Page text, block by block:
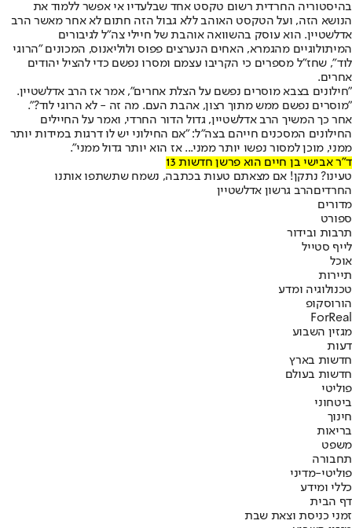
בהיסטוריה החרדית רשום טקסט אחד שבלעדיו אי אפשר ללמוד את
הנושא הזה, ועל הטקסט האוהב ללא גבול הזה חתום לא אחר מאשר הרב
אדלשטיין. הוא עוסק בהשוואה אוהבת של חיילי צה"ל לגיבורים
המיתולוגיים מהגמרא, האחים הנערצים פפוס ולוליאנוס, המכונים "הרוגי
לוד", שחז"ל מספרים כי הקריבו עצמם ומסרו נפשם כדי להציל יהודים
אחרים.
"חילונים בצבא מוסרים נפשם על הצלת אחרים", אמר אז הרב אדלשטיין.
"מוסרים נפשם ממש מתוך רצון, אהבת העם. מה זה - לא הרוגי לוד?".
אחר כך המשיך הרב אדלשטיין, גדול הדור החרדי, ואמר על החיילים
החילונים המסכנים חייהם בצה"ל: "אם החילוני יש לו דרגות במידות יותר
ממני, מוכן למסור נפשו יותר ממני... אז הוא יותר גדול ממני".
ד"ר אבישי בן חיים הוא פרשן חדשות 13
טעינו? נתקן! אם מצאתם טעות בכתבה, נשמח שתשתפו אותנו
החרדיםהרב גרשון אדלשטיין
מדורים
ספורט
תרבות ובידור
לייף סטייל
אוכל
תיירות
טכנולוגיה ומדע
הורוסקופ
ForReal
מגזין השבוע
דעות
חדשות בארץ
חדשות בעולם
פוליטי
ביטחוני
חינוך
בריאות
משפט
תחבורה
פוליטי-מדיני
כללי ומידע
דף הבית
זמני כניסת וצאת שבת